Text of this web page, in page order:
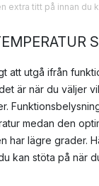
extra titt på innan du
att utgå ifrån
är när du väljer
medan den
har lägre grader.
kan stöta på när